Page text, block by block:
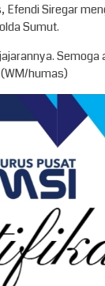
Efendi Siregar
Sumut.
humas)